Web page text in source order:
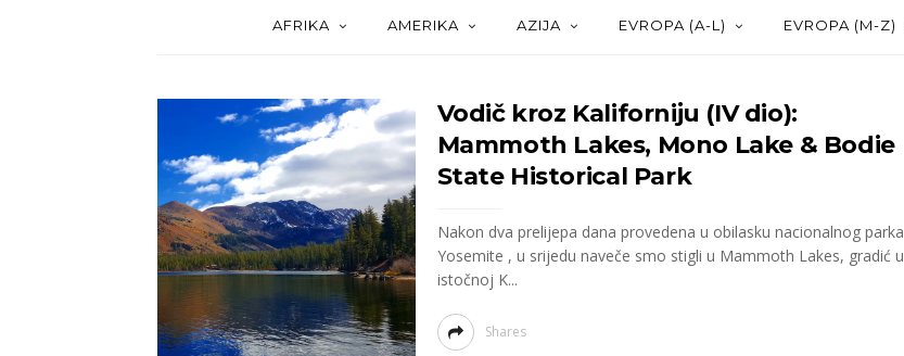
AFRIKA AMERIKA AZIJA EVROPA (A-L) EVROPA (M-Z)
Vodič kroz Kaliforniju (IV dio):
Mammoth Lakes, Mono Lake & Bodie
State Historical Park
Nakon dva prelijepa dana provedena u obilasku nacionalnog parka
Yosemite , u srijedu naveče smo stigli u Mammoth Lakes, gradić u
istočnoj K...
Shares